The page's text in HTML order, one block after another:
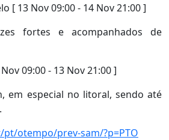
[ 13 Nov 09:00 - 14 Nov 21:00 ]
fortes e acompanhados de
09:00 - 13 Nov 21:00 ]
em especial no litoral, sendo até
otempo/prev-sam/?p=PTO